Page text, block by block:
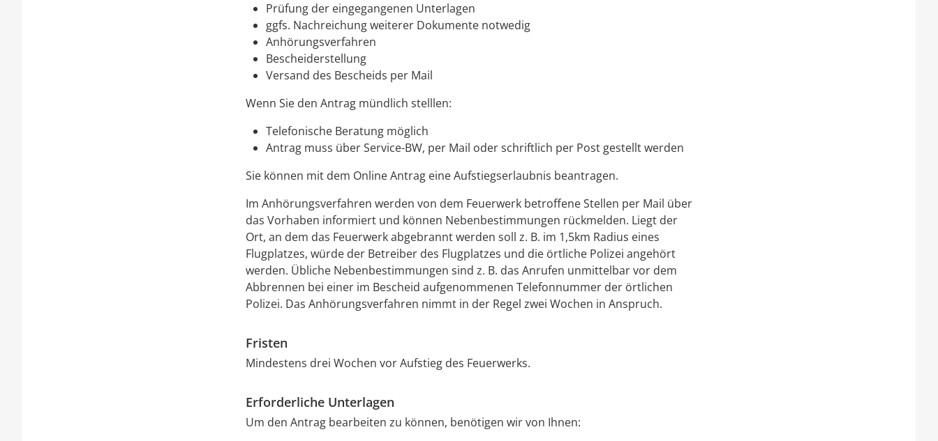
Prüfung der eingegangenen Unterlagen
ggfs. Nachreichung weiterer Dokumente notwedig
Anhörungsverfahren
Bescheiderstellung
Versand des Bescheids per Mail
Wenn Sie den Antrag mündlich stelllen:
Telefonische Beratung möglich
Antrag muss über Service-BW, per Mail oder schriftlich per Post gestellt werden
Sie können mit dem Online Antrag eine Aufstiegserlaubnis beantragen.
Im Anhörungsverfahren werden von dem Feuerwerk betroffene Stellen per Mail über
das Vorhaben informiert und können Nebenbestimmungen rückmelden. Liegt der
Ort, an dem das Feuerwerk abgebrannt werden soll z. B. im 1,5km Radius eines
Flugplatzes, würde der Betreiber des Flugplatzes und die örtliche Polizei angehört
werden. Übliche Nebenbestimmungen sind z. B. das Anrufen unmittelbar vor dem
Abbrennen bei einer im Bescheid aufgenommenen Telefonnummer der örtlichen
Polizei. Das Anhörungsverfahren nimmt in der Regel zwei Wochen in Anspruch.
Fristen
Mindestens drei Wochen vor Aufstieg des Feuerwerks.
Erforderliche Unterlagen
Um den Antrag bearbeiten zu können, benötigen wir von Ihnen: